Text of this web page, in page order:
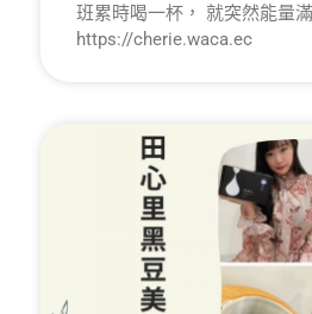
班累時喝一杯， 就突然能量
https://cherie.waca.ec